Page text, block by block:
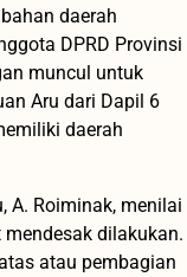
daerah
DPRD Provinsi
muncul untuk
Aru dari Dapil 6
daerah
A. Roiminak, menilai
dilakukan.
atau pembagian